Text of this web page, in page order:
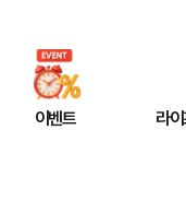
이벤트 라